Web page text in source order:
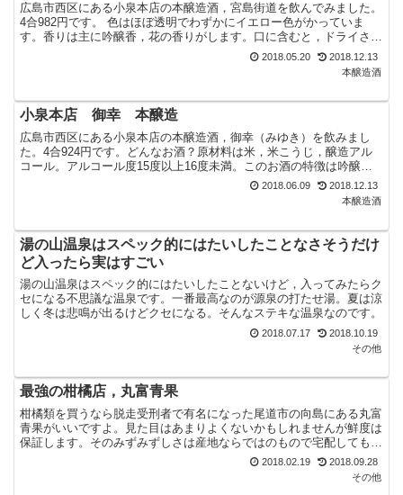
広島市西区にある小泉本店の本醸造酒，宮島街道を飲んでみました。
4合982円です。 色はほぼ透明でわずかにイエロー色がかっていま
す。香りは主に吟醸香，花の香りがします。口に含むと，ドライさと
旨味とがさっと広がっていきます。それに一足遅れて香り...
2018.05.20
2018.12.13
本醸造酒
小泉本店 御幸 本醸造
広島市西区にある小泉本店の本醸造酒，御幸（みゆき）を飲みまし
た。4合924円です。どんなお酒？原材料は米，米こうじ，醸造アル
コール。アルコール度15度以上16度未満。このお酒の特徴は吟醸酒
もブレンドしてあり，ほのかに吟醸香のするまろやかな旨...
2018.06.09
2018.12.13
本醸造酒
湯の山温泉はスペック的にはたいしたことなさそうだけ
ど入ったら実はすごい
湯の山温泉はスペック的にはたいしたことないけど，入ってみたらク
セになる不思議な温泉です。一番最高なのが源泉の打たせ湯。夏は涼
しく冬は悲鳴が出るけどクセになる。そんなステキな温泉なのです。
2018.07.17
2018.10.19
その他
最強の柑橘店，丸富青果
柑橘類を買うなら脱走受刑者で有名になった尾道市の向島にある丸富
青果がいいですよ。見た目はあまりよくないかもしれませんが鮮度は
保証します。そのみずみずしさは産地ならではのもので宅配してもら
っても味わうことができない貴重なものです。近くに行くことがあれ
2018.02.19
2018.09.28
その他